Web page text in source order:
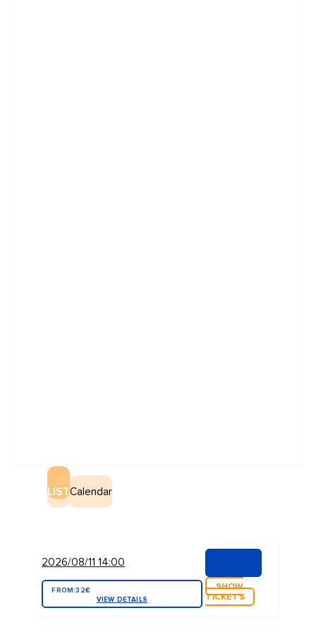
LISTCalendar
2026/08/11 14:00
FROM:32€
VIEW DETAILS
SHOW
TICKETS